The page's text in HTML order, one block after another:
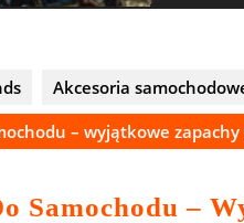
Akcesoria
– wyjątkowe
Samochodu –